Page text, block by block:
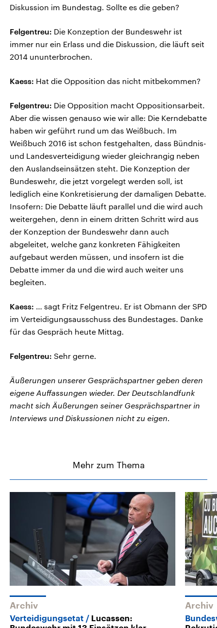
Diskussion im Bundestag. Sollte es die geben?
Felgentreu: Die Konzeption der Bundeswehr ist
immer nur ein Erlass und die Diskussion, die läuft seit
2014 ununterbrochen.
Kaess: Hat die Opposition das nicht mitbekommen?
Felgentreu: Die Opposition macht Oppositionsarbeit.
Aber die wissen genauso wie wir alle: Die Kerndebatte
haben wir geführt rund um das Weißbuch. Im
Weißbuch 2016 ist schon festgehalten, dass Bündnis-
und Landesverteidigung wieder gleichrangig neben
den Auslandseinsätzen steht. Die Konzeption der
Bundeswehr, die jetzt vorgelegt werden soll, ist
lediglich eine Konkretisierung der damaligen Debatte.
Insofern: Die Debatte läuft parallel und die wird auch
weitergehen, denn in einem dritten Schritt wird aus
der Konzeption der Bundeswehr dann auch
abgeleitet, welche ganz konkreten Fähigkeiten
aufgebaut werden müssen, und insofern ist die
Debatte immer da und die wird auch weiter uns
begleiten.
Kaess: … sagt Fritz Felgentreu. Er ist Obmann der SPD
im Verteidigungsausschuss des Bundestages. Danke
für das Gespräch heute Mittag.
Felgentreu: Sehr gerne.
Äußerungen unserer Gesprächspartner geben deren
eigene Auffassungen wieder. Der Deutschlandfunk
macht sich Äußerungen seiner Gesprächspartner in
Interviews und Diskussionen nicht zu eigen.
Mehr zum Thema
Archiv
Verteidigungsetat
Lucassen:
Archiv